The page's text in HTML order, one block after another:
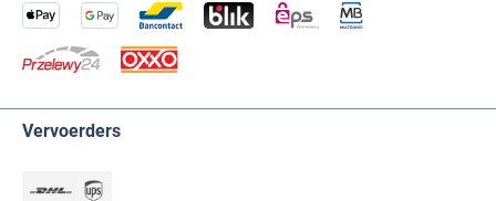
Vervoerders